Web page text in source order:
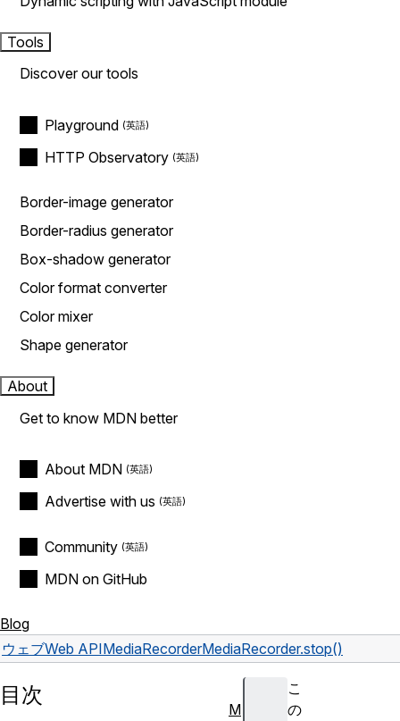
Tools
Discover our tools
Playground
HTTP Observatory
Border-image generator
Border-radius generator
Box-shadow generator
Color format converter
Color mixer
Shape generator
About
Get to know MDN better
About MDN
Advertise with us
Community
MDN on GitHub
Blog
ウェブWeb APIMediaRecorderMediaRecorder.stop()
こ
の
目次
M